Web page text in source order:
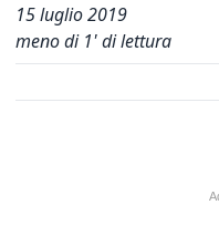
15 luglio 2019
meno di 1' di lettura